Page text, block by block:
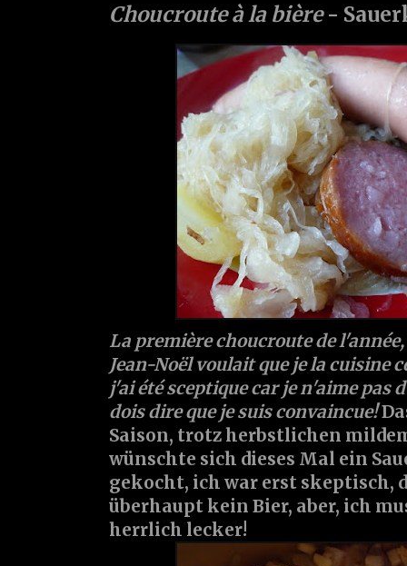
Choucroute à la bière-
La première choucroute de
Jean-Noël voulait que je la cuisine
j'ai été sceptique car je n'aime pas
dois dire que je suis convaincue!
Saison, trotz herbstlichen
wünschte sich dieses Mal ein
gekocht, ich war erst skeptisch,
überhaupt kein Bier, aber, ich
herrlich lecker!